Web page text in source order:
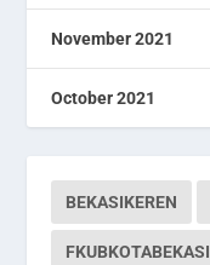
November 2021
October 2021
BEKASIKEREN
FKUBKOTABEKASI